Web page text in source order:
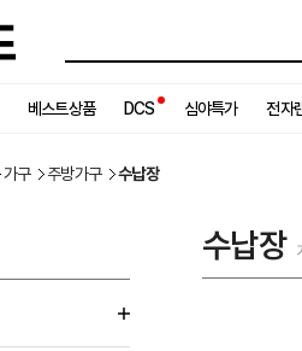
베스트상품 DCS 심야특가 전자
가구 주방가구 수납장
수납장